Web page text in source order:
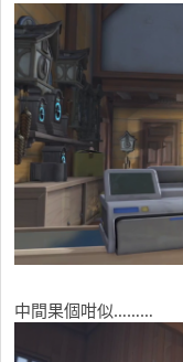
中間果個咁似………